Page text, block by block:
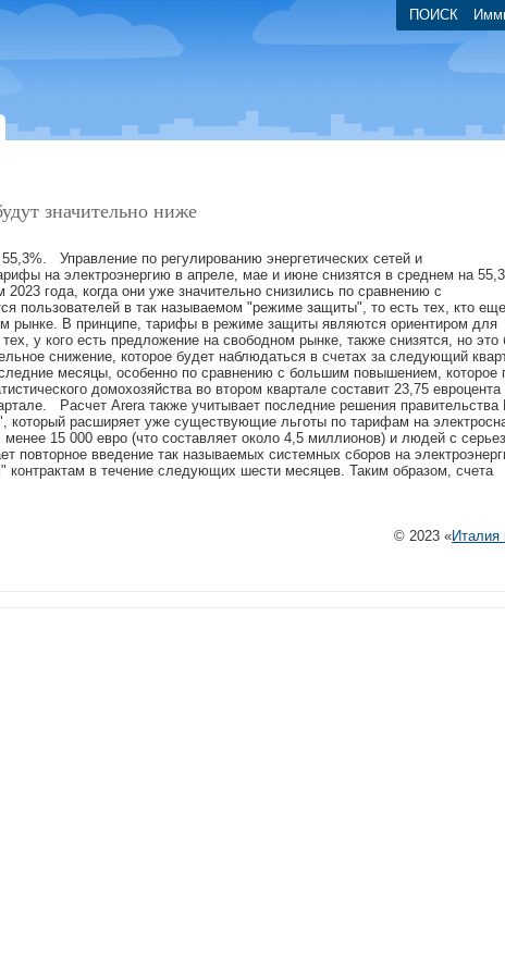
ПОИСК
значительно ниже
Управление по регулированию энергетических сетей и
на электроэнергию в апреле, мае и июне снизятся в среднем на 55,3
года, когда они уже значительно снизились по сравнению с
пользователей в так называемом "режиме защиты", то есть тех, кто еще
рынке. В принципе, тарифы в режиме защиты являются ориентиром для
у кого есть предложение на свободном рынке, также снизятся, но это
снижение, которое будет наблюдаться в счетах за следующий
месяцы, особенно по сравнению с большим повышением, которое
домохозяйства во втором квартале составит 23,75 евроцента
Расчет Arera также учитывает последние решения
который расширяет уже существующие льготы по тарифам на
15 000 евро (что составляет около 4,5 миллионов) и людей с
повторное введение так называемых системных сборов на
в течение следующих шести месяцев. Таким образом, счета
© 2023 «Италия